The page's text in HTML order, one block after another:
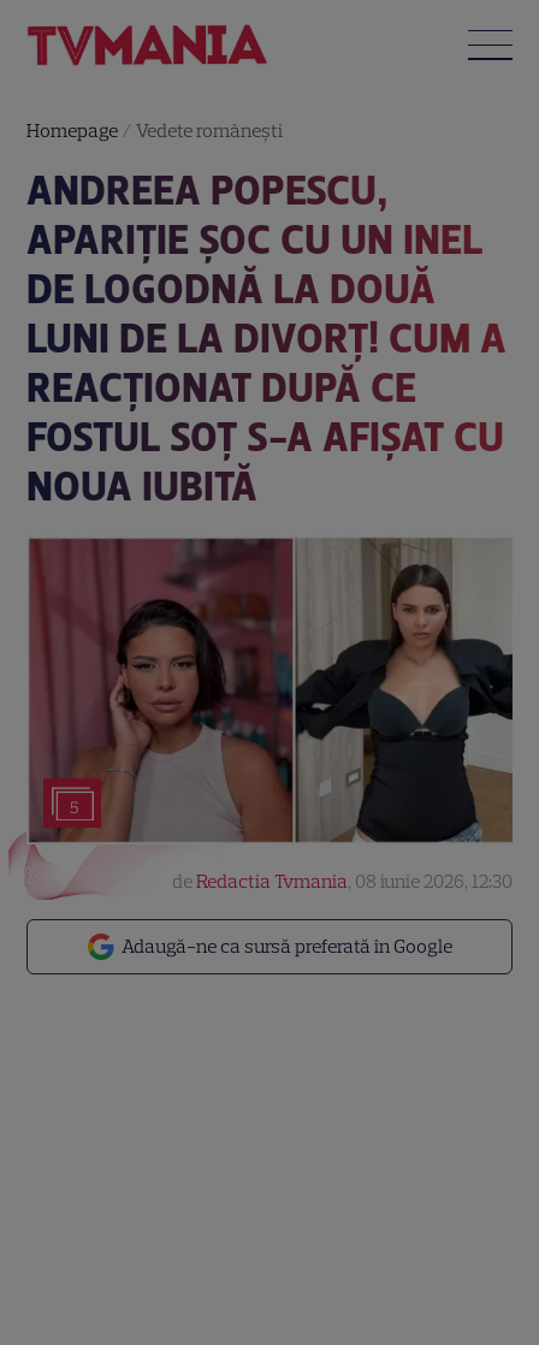
Homepage /Vedete româneşti
ANDREEA POPESCU,
APARIȚIE ȘOC CU UN INEL
DE LOGODNĂ LA DOUĂ
LUNI DE LA DIVORȚ! CUM A
REACȚIONAT DUPĂ CE
FOSTUL SOȚ S-A AFIȘAT CU
NOUA IUBITĂ
5
Adaugă-ne ca sursă preferată în Google
deRedactia Tvmania, 08 iunie 2026, 12:30